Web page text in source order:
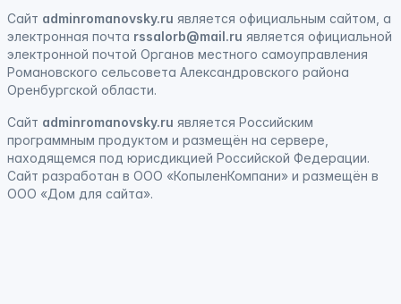
Сайт adminromanovsky.ru является официальным сайтом, а
электронная почта rssalorb@mail.ru является официальной
электронной почтой Органов местного самоуправления
Романовского сельсовета Александровского района
Оренбургской области.
Сайт adminromanovsky.ru является Российским
программным продуктом и размещён на сервере,
находящемся под юрисдикцией Российской Федерации.
Сайт разработан в ООО «КопыленКомпани» и размещён в
ООО «Дом для сайта».